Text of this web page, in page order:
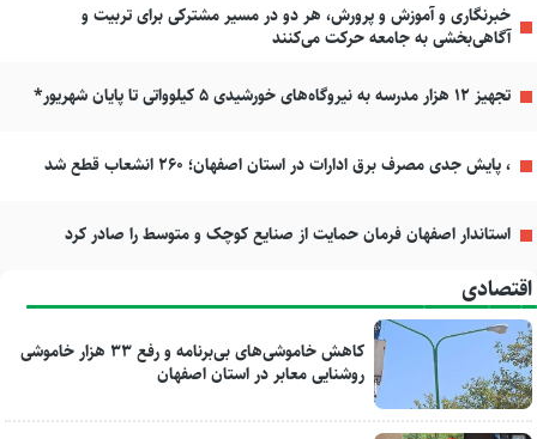
خبرنگاری و آموزش و پرورش، هر دو در مسیر مشترکی برای تربیت و
آگاهی‌بخشی به جامعه حرکت می‌کنند
تجهیز ۱۲ هزار مدرسه به نیروگاه‌های خورشیدی ۵ کیلوواتی تا پایان شهریور*
، پایش جدی مصرف برق ادارات در استان اصفهان؛ ۲۶۰ انشعاب قطع شد
استاندار اصفهان فرمان حمایت از صنایع کوچک و متوسط را صادر کرد
اقتصادی
کاهش خاموشی‌های بی‌برنامه و رفع ۳۳ هزار خاموشی
روشنایی معابر در استان اصفهان